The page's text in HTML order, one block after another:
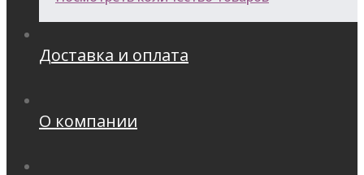
Доставка и оплата
О компании